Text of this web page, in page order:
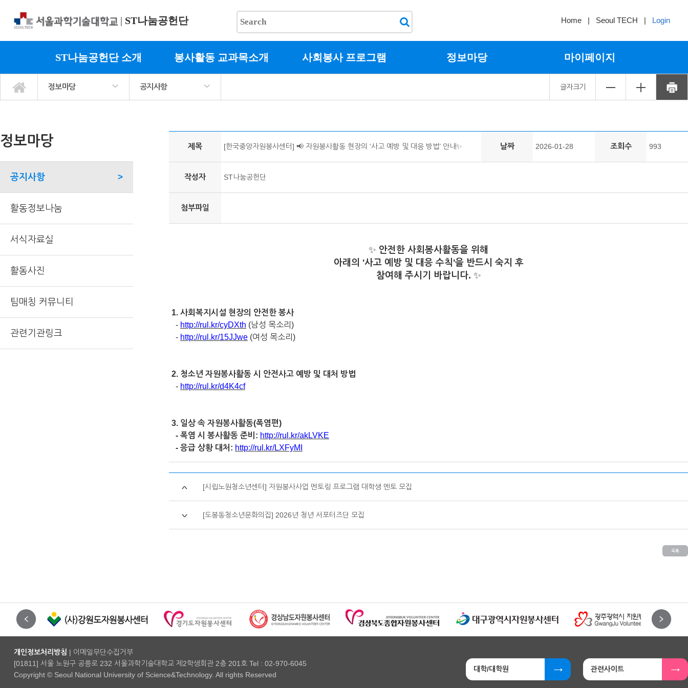
| ST나눔공헌단 Home | Seoul TECH | Login
ST나눔공헌단 소개 봉사활동 교과목소개 사회봉사 프로그램 정보마당 마이페이지
정보마당
ST나눔공헌단 소개
봉사활동 교과목소개
사회봉사 프로그램
정보마당
마이페이지
공지사항
공지사항
활동정보나눔
서식자료실
활동사진
팀매칭 커뮤니티
관련기관링크
글자크기
정보마당
공지사항 >
활동정보나눔
서식자료실
활동사진
팀매칭 커뮤니티
관련기관링크
제목 [한국중앙자원봉사센터] 📢 자원봉사활동 현장의 ‘사고 예방 및 대응 방법’ 안내✨ 날짜 2026-01-28 조회수 993
작성자 ST나눔공헌단
첨부파일
✨ 안전한 사회봉사활동을 위해
아래의 '사고 예방 및 대응 수칙'을 반드시 숙지 후
참여해 주시기 바랍니다. ✨
1. 사회복지시설 현장의 안전한 봉사
- http://rul.kr/cyDXth (남성 목소리)
- http://rul.kr/15JJwe (여성 목소리)
2. 청소년 자원봉사활동 시 안전사고 예방 및 대처 방법
- http://rul.kr/d4K4cf
3. 일상 속 자원봉사활동(폭염편)
- 폭염 시 봉사활동 준비: http://rul.kr/akLVKE
- 응급 상황 대처: http://rul.kr/LXFyMI
[시립노원청소년센터] 자원봉사사업 멘토링 프로그램 대학생 멘토 모집
[도봉동청소년문화의집] 2026년 청년 서포터즈단 모집
개인정보처리방침 | 이메일무단수집거부
[01811] 서울 노원구 공릉로 232 서울과학기술대학교 제2학생회관 2층 201호 Tel : 02-970-6045
Copyright © Seoul National University of Science&Technology. All rights Reserved
대학/대학원 관련사이트